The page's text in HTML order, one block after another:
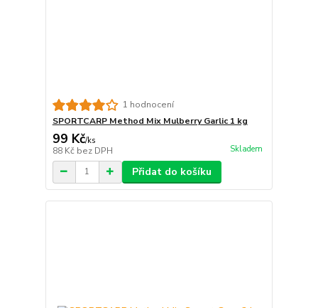
1 hodnocení
SPORTCARP Method Mix Mulberry Garlic 1 kg
99 Kč/ks
88 Kč bez DPH Skladem
Přidat do košíku